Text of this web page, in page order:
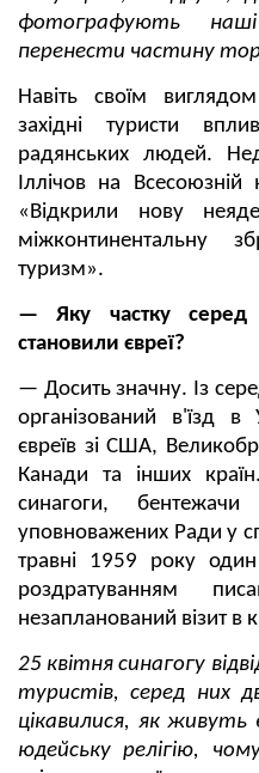
фотографують
перенести частину
Навіть своїм
західні туристи
радянських людей.
Іллічов на Всесоюзній
«Відкрили нову
міжконтинентальну
туризм».
— Яку частку серед
становили євреї?
— Досить значну. Із
організований в'їзд в
євреїв зі США,
Канади та інших
синагоги,
уповноважених Ради у
травні 1959 року
роздратуванням
незапланований візит в
25 квітня синагогу
туристів, серед них
цікавилися, як живуть
юдейську релігію,